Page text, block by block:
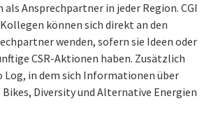
Ansprechpartner in jeder Region. CGI
können sich direkt an den
wenden, sofern sie Ideen oder
CSR-Aktionen haben. Zusätzlich
Log, in dem sich Informationen über
Diversity und Alternative Energien